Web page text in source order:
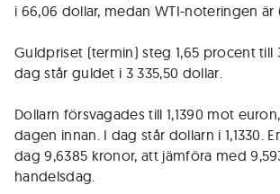
i 66,06 dollar, medan WTI-noteringen är
Guldpriset (termin) steg 1,65 procent till
dag står guldet i 3 335,50 dollar.
Dollarn försvagades till 1,1390 mot euron,
dagen innan. I dag står dollarn i 1,1330.
dag 9,6385 kronor, att jämföra med
handelsdag.